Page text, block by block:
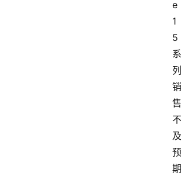
e
1
5
系
列
销
售
不
及
预
期